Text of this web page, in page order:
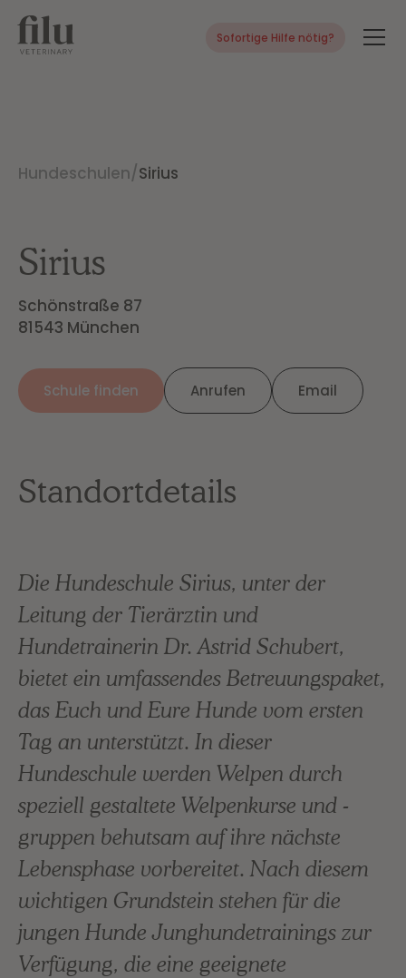
Sofortige Hilfe nötig?
Hundeschulen/Sirius
Sirius
Schönstraße 87
81543 München
Schule finden Anrufen Email
Standortdetails
Die Hundeschule Sirius, unter der
Leitung der Tierärztin und
Hundetrainerin Dr. Astrid Schubert,
bietet ein umfassendes Betreuungspaket,
das Euch und Eure Hunde vom ersten
Tag an unterstützt. In dieser
Hundeschule werden Welpen durch
speziell gestaltete Welpenkurse und -
gruppen behutsam auf ihre nächste
Lebensphase vorbereitet. Nach diesem
wichtigen Grundstein stehen für die
jungen Hunde Junghundetrainings zur
Verfügung, die eine geeignete